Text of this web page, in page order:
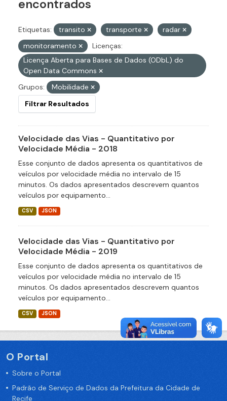
encontrados
Etiquetas: transito transporte
radar
monitoramento
Licenças:
Licença Aberta para Bases de Dados (ODbL) do
Open Data Commons
Grupos:
Mobilidade
Filtrar Resultados
Velocidade das Vias - Quantitativo por
Velocidade Média - 2018
Esse conjunto de dados apresenta os quantitativos de
veículos por velocidade média no intervalo de 15
minutos. Os dados apresentados descrevem quantos
veículos por equipamento...
CSV JSON
Velocidade das Vias - Quantitativo por
Velocidade Média - 2019
Esse conjunto de dados apresenta os quantitativos de
veículos por velocidade média no intervalo de 15
minutos. Os dados apresentados descrevem quantos
veículos por equipamento...
CSV JSON
O Portal
Sobre o Portal
Padrão de Serviço de Dados da Prefeitura da Cidade de
Recife